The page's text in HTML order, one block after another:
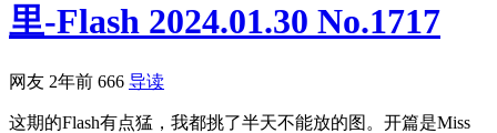
里-Flash 2024.01.30 No.1717
网友 2年前 666 导读
这期的Flash有点猛，我都挑了半天不能放的图。开篇是Miss